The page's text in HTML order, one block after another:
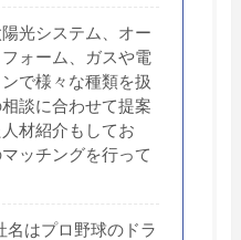
光システム、オー
ォーム、ガスや電
で様々な種類を扱
談に合わせて提案
材紹介もしてお
ッチングを行って
名はプロ野球のドラ